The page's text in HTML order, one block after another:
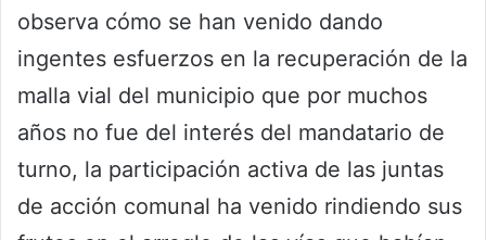
observa cómo se han venido dando
ingentes esfuerzos en la recuperación de la
malla vial del municipio que por muchos
años no fue del interés del mandatario de
turno, la participación activa de las juntas
de acción comunal ha venido rindiendo sus